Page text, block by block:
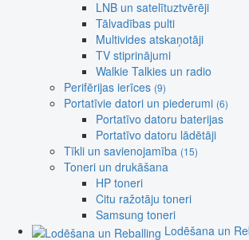
LNB un satelītuztvērēji
Tālvadības pulti
Multivides atskaņotāji
TV stiprinājumi
Walkie Talkies un radio
Perifērijas ierīces (9)
Portatīvie datori un piederumi (6)
Portatīvo datoru baterijas
Portatīvo datoru lādētāji
Tīkli un savienojamība (15)
Toneri un drukāšana
HP toneri
Citu ražotāju toneri
Samsung toneri
Lodēšana un